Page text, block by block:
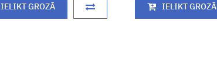
IELIKT GROZĀ IELIKT GROZĀ